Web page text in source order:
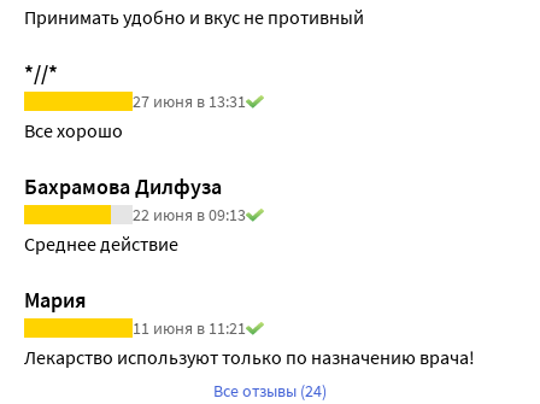
Принимать удобно и вкус не противный
*//*
27 июня в 13:31
Все хорошо
Бахрамова Дилфуза
22 июня в 09:13
Среднее действие
Мария
11 июня в 11:21
Лекарство используют только по назначению врача!
Все отзывы (24)